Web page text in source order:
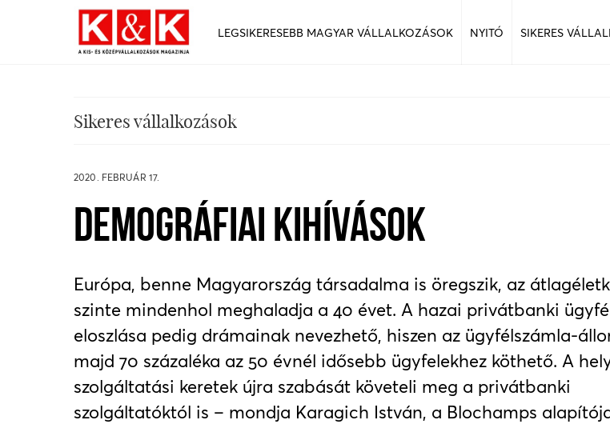
LEGSIKERESEBB MAGYAR VÁLLALKOZÁSOK NYITÓ SIKERES
Sikeres vállalkozások
2020. FEBRUÁR 17.
DEMOGRÁFIAI KIHÍVÁSOK
Európa, benne Magyarország társadalma is öregszik, az
szinte mindenhol meghaladja a 40 évet. A hazai privátbanki
eloszlása pedig drámainak nevezhető, hiszen az ügyfélszámla-
majd 70 százaléka az 50 évnél idősebb ügyfelekhez köthető. A
szolgáltatási keretek újra szabását követeli meg a privátbanki
szolgáltatóktól is – mondja Karagich István, a Blochamps